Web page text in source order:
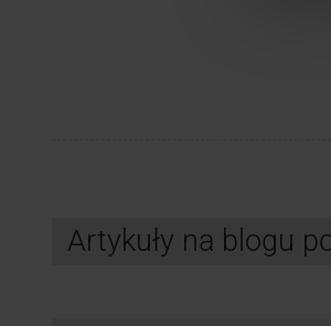
Artykuły na blogu